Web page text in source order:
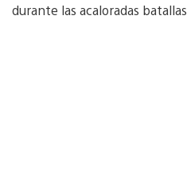
durante las acaloradas batallas.